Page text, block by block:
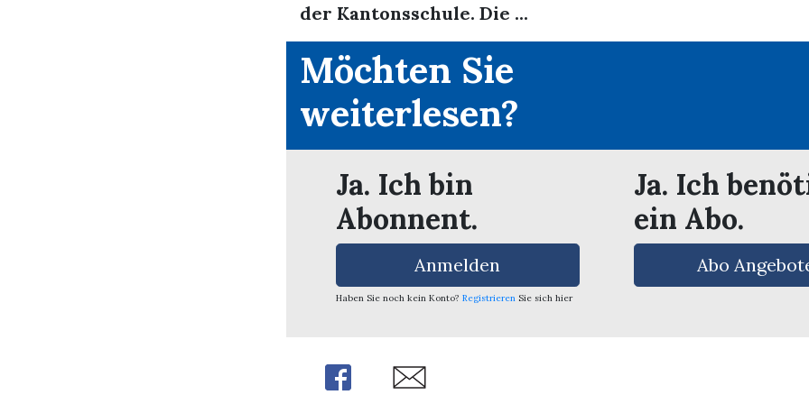
der Kantonsschule. Die ...
Möchten Sie
weiterlesen?
Ja. Ich bin
Abonnent.
Anmelden
Haben Sie noch kein Konto? Registrieren Sie sich hier
Ja. Ich
ein Abo.
Abo
Share Share